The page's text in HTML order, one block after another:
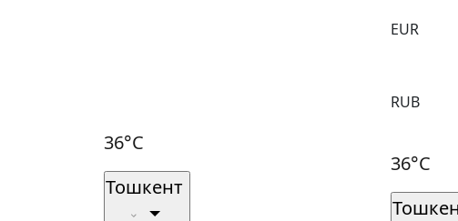
36°C
Тошкент
EUR
RUB
36°C